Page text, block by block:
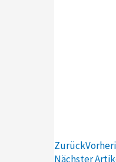
Zurück
Nächster